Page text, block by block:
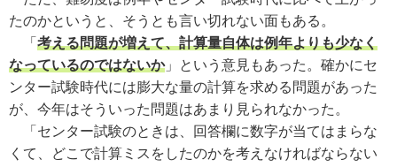
たのかというと、そうとも言い切れない面もある。
「 考える問題が増えて、計算量自体は例年よりも少なく
なっているのではないか」という意見もあった。確かにセ
ンター試験時代には膨大な量の計算を求める問題があった
が、今年はそういった問題はあまり見られなかった。
「センター試験のときは、回答欄に数字が当てはまらな
くて、どこで計算ミスをしたのかを考えなければならない